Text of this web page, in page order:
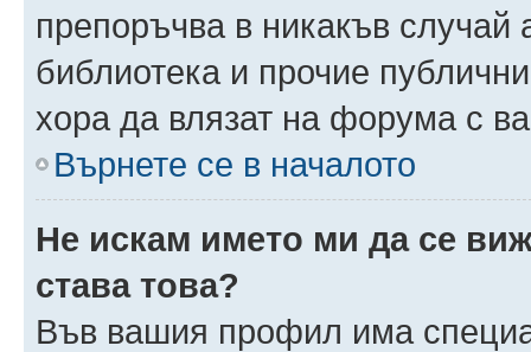
препоръчва в никакъв случай
библиотека и прочие
хора да влязат на форума с
Върнете се в началото
Не искам името ми да се
става това?
Във вашия профил има